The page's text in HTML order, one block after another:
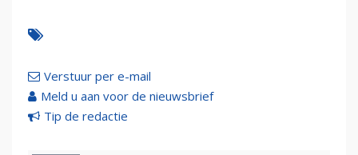
Verstuur per e-mail
Meld u aan voor de nieuwsbrief
Tip de redactie